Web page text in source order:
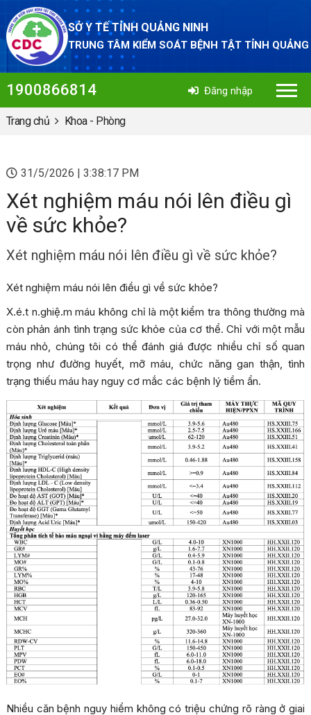
SỞ Y TẾ TỈNH QUẢNG NINH
TRUNG TÂM KIỂM SOÁT BỆNH TẬT TỈNH
Đăng nhập
1900866814
Trang chủ Khoa - Phòng
31/5/2026 | 3:38:17 PM
Xét nghiệm máu nói lên điều gì
về sức khỏe?
Xét nghiệm máu nói lên điều gì về sức khỏe?
Xét nghiệm máu nói lên điều gì về sức khỏe?
X.é.t n.ghiệ.m máu không chỉ là một kiểm tra thông thường mà
còn phản ánh tình trạng sức khỏe của cơ thể. Chỉ với một mẫu
máu nhỏ, chúng tôi có thể đánh giá được nhiều chỉ số quan
trọng như đường huyết, mỡ máu, chức năng gan thận, tình
trạng thiếu máu hay nguy cơ mắc các bệnh lý tiềm ẩn.
Nhiều căn bệnh nguy hiểm không có triệu chứng rõ ràng ở giai